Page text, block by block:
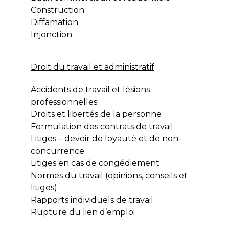
Construction
Diffamation
Injonction
Droit du travail et administratif
Accidents de travail et lésions
professionnelles
Droits et libertés de la personne
Formulation des contrats de travail
Litiges – devoir de loyauté et de non-
concurrence
Litiges en cas de congédiement
Normes du travail (opinions, conseils et
litiges)
Rapports individuels de travail
Rupture du lien d’emploi